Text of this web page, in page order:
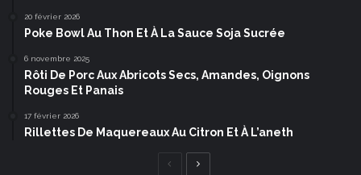
20 février 2026
Poke Bowl Au Thon Et À La Sauce Soja Sucrée
6 novembre 2025
Rôti De Porc Aux Abricots Secs, Amandes, Oignons
Rouges Et Panais
17 février 2026
Rillettes De Maquereaux Au Citron Et À L’aneth
Page